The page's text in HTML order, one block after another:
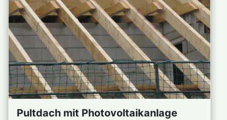
Pultdach mit Photovoltaikanlage